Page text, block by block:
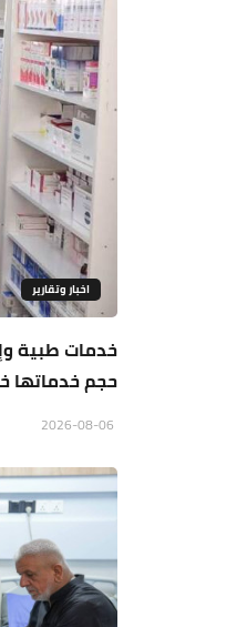
اخبار وتقارير
خدمات طبية
حجم خدماتها